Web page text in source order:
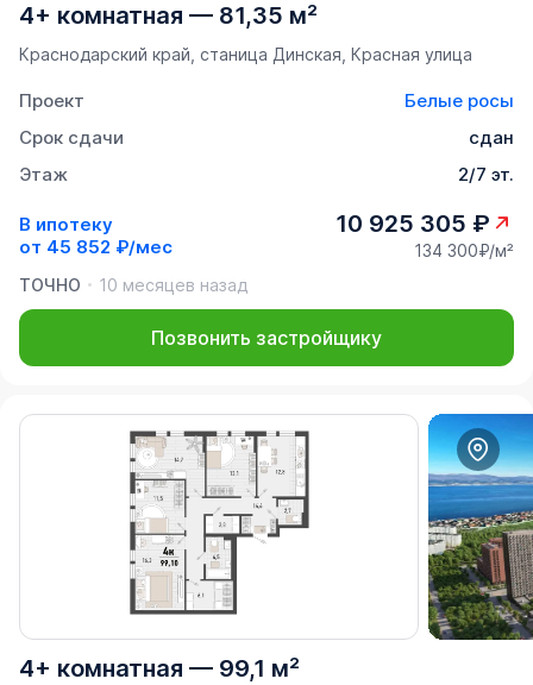
4+ комнатная — 81,35 м²
Краснодарский край, станица Динская, Красная улица
Проект
Белые росы
Срок сдачи
сдан
Этаж
2/7 эт.
В ипотеку
от 45 852 ₽/мес
10 925 305 ₽
134 300₽/м²
ТОЧНО
10 месяцев назад
Позвонить застройщику
4+ комнатная — 99,1 м²